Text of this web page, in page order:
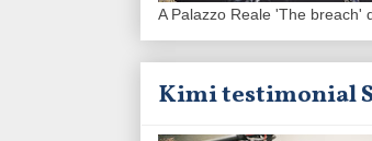
A Palazzo Reale 'The breach'
Kimi testimonial